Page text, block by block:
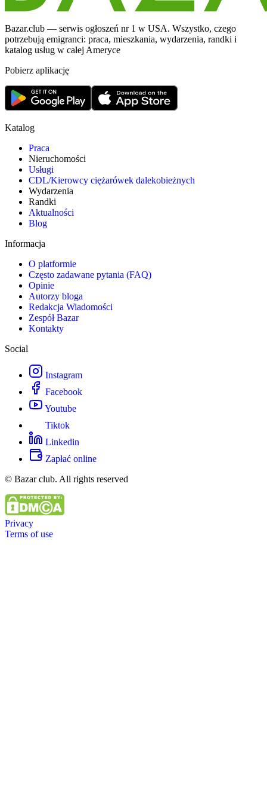
Bazar.club — serwis ogłoszeń nr 1 w USA. Wszystko, czego
potrzebują emigranci: praca, mieszkania, wydarzenia, randki i
katalog usług w całej Ameryce
Pobierz aplikację
Katalog
Praca
Nieruchomości
Usługi
CDL/Kierowcy ciężarówek dalekobieżnych
Wydarzenia
Randki
Aktualności
Blog
Informacja
O platformie
Często zadawane pytania (FAQ)
Opinie
Autorzy bloga
Redakcja Wiadomości
Zespół Bazar
Kontakty
Social
Instagram
Facebook
Youtube
Tiktok
Linkedin
Zapłać online
© Bazar club. All rights reserved
Privacy
Terms of use